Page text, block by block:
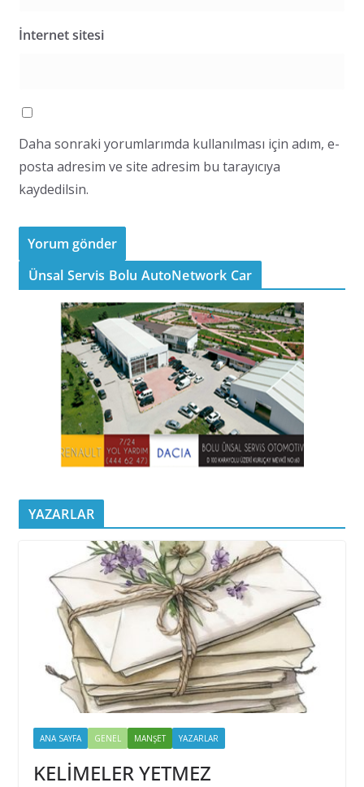
İnternet sitesi
Daha sonraki yorumlarımda kullanılması için adım, e-
posta adresim ve site adresim bu tarayıcıya
kaydedilsin.
Ünsal Servis Bolu AutoNetwork Car
YAZARLAR
ANA SAYFA GENEL MANŞET YAZARLAR
KELİMELER YETMEZ